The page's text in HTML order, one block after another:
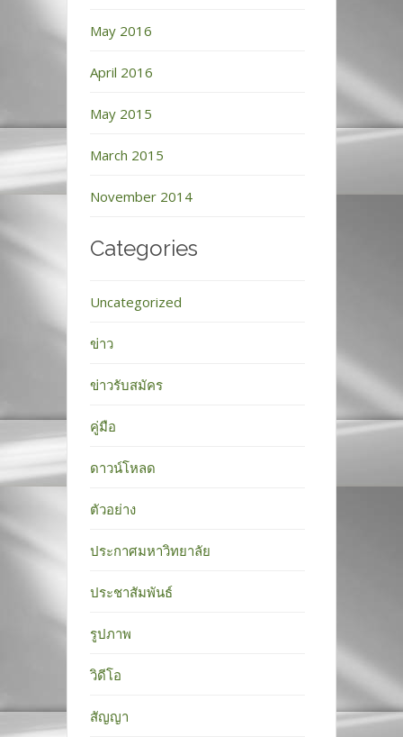
May 2016
April 2016
May 2015
March 2015
November 2014
Categories
Uncategorized
ข่าว
ข่าวรับสมัคร
คู่มือ
ดาวน์โหลด
ตัวอย่าง
ประกาศมหาวิทยาลัย
ประชาสัมพันธ์
รูปภาพ
วิดีโอ
สัญญา